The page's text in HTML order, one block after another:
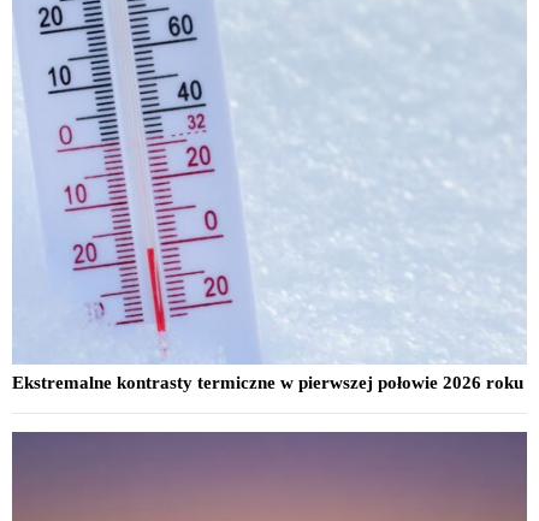
Ekstremalne kontrasty termiczne w pierwszej połowie 2026 roku